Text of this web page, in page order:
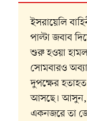
ইসরায়েলি
পাল্টা জবাব
শুরু হওয়া
সোমবারও
দুপক্ষের
আসছে। আসুন,
একনজরে তা